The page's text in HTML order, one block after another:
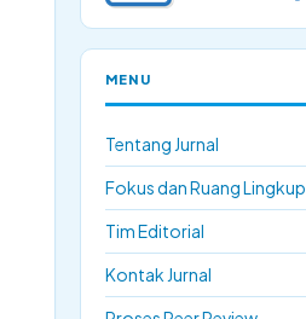
MENU
Tentang Jurnal
Fokus dan Ruang Lingkup
Tim Editorial
Kontak Jurnal